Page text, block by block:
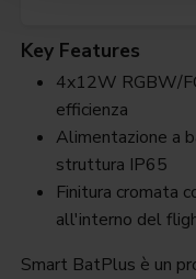
Key Features
4x12W RGBW/
efficienza
Alimentazione a
struttura IP65
Finitura cromata
all'interno del
Smart BatPlus è un